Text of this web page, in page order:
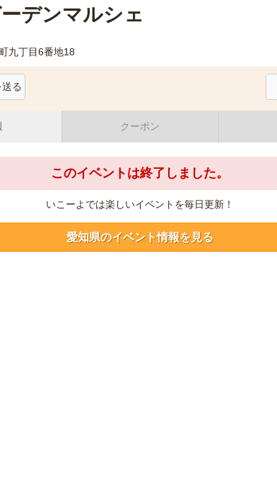
デンマルシェ
九丁目6番地18
る
クーポン
このイベントは終了しました。
いこーよでは楽しいイベントを毎日更新！
愛知県のイベント情報を見る